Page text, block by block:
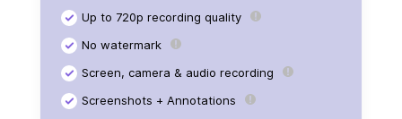
Up to 720p recording quality
No watermark
Screen, camera & audio recording
Screenshots + Annotations